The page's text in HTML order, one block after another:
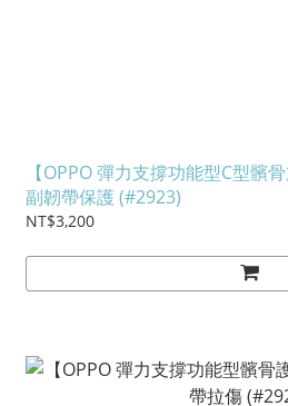
【OPPO 彈力支撐功能型C型髕
副韌帶保護 (#2923)
NT$3,200